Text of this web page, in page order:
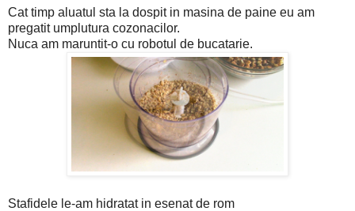
Cat timp aluatul sta la dospit in masina de paine eu am
pregatit umplutura cozonacilor.
Nuca am maruntit-o cu robotul de bucatarie.
Stafidele le-am hidratat in esenat de rom